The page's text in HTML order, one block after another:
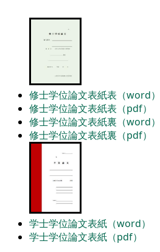
修士学位論文表紙表（word）
修士学位論文表紙表（pdf）
修士学位論文表紙裏（word）
修士学位論文表紙裏（pdf）
学士学位論文表紙（word）
学士学位論文表紙（pdf）